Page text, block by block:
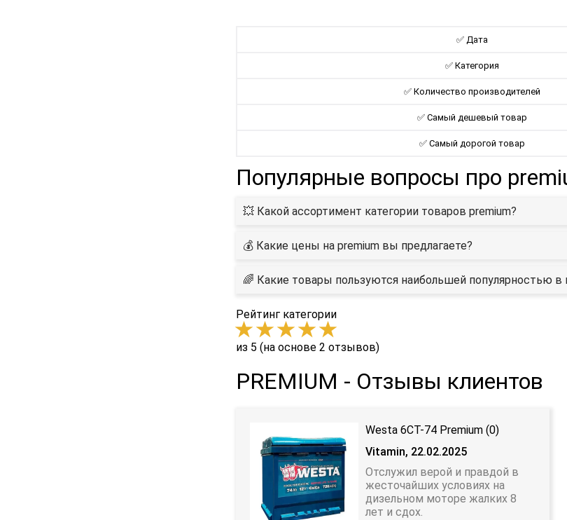
✅ Дата
✅ Категория
✅ Количество производителей
✅ Самый дешевый товар
✅ Самый дорогой товар
Популярные вопросы про
💥 Какой ассортимент категории товаров premium?
💰 Какие цены на premium вы предлагаете?
🌈 Какие товары пользуются наибольшей популярностью в
Рейтинг категории
из 5 (на основе 2 отзывов)
PREMIUM - Отзывы клиентов
Westa 6CT-74 Premium (0)
Vitamin, 22.02.2025
Отслужил верой и правдой в
жесточайших условиях на
дизельном моторе жалких 8
лет и сдох.